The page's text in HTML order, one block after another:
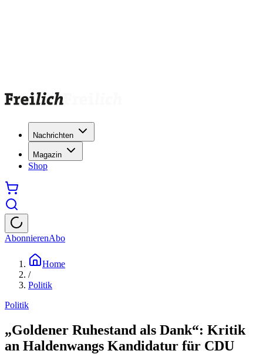
Nachrichten
Magazin
Shop
AbonnierenAbo
Home
/
Politik
Politik
„Goldener Ruhestand als Dank“: Kritik
an Haldenwangs Kandidatur für CDU